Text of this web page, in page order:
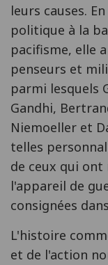
leurs causes.
politique à la
pacifisme, elle
penseurs et
parmi lesquels
Gandhi,
Niemoeller et
telles
de ceux qui ont
l'appareil de
consignées
L'histoire
et de l'action